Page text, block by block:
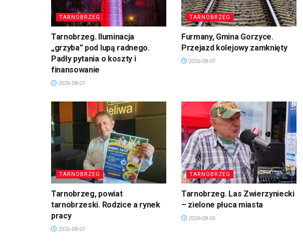
TARNOBRZEG
Tarnobrzeg. Iluminacja
„grzyba” pod lupą radnego.
Padły pytania o koszty i
finansowanie
2026-08-07
TARNOBRZEG
Furmany, Gmina Gorzyce.
Przejazd kolejowy zamknięty
2026-08-07
TARNOBRZEG
Tarnobrzeg, powiat
tarnobrzeski. Rodzice a rynek
pracy
2026-08-07
TARNOBRZEG
Tarnobrzeg. Las Zwierzyniecki
– zielone płuca miasta
2026-08-06